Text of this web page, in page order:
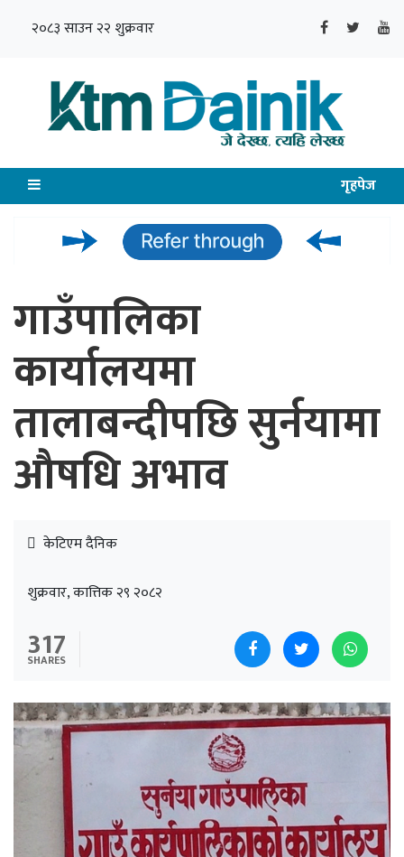
२०८३ साउन २२ शुक्रवार
गृहपेज
गाउँपालिका
कार्यालयमा
तालाबन्दीपछि सुर्नयामा
औषधि अभाव
केटिएम दैनिक
शुक्रवार, कात्तिक २९ २०८२
317
SHARES